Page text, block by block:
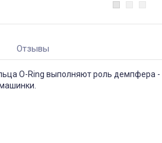
Отзывы
O-Ring выполняют роль демпфера